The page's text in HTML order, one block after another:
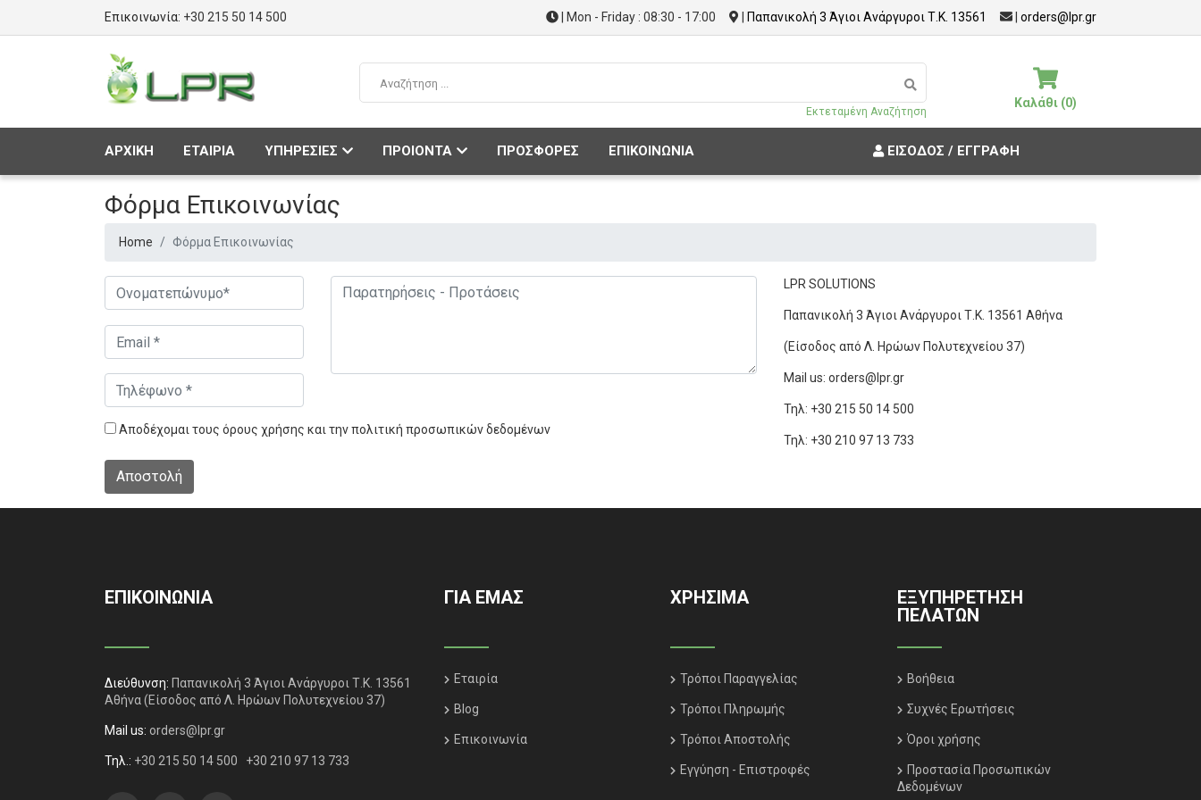
Επικοινωνία: +30 215 50 14 500 | Mon - Friday : 08:30 - 17:00 Παπανικολή 3 Άγιοι Ανάργυροι Τ.Κ. 13561 orders@lpr.gr
Εκτεταμένη Αναζήτηση
Καλάθι (0)
ΑΡΧΙΚΗ ΕΤΑΙΡΙΑ ΥΠΗΡΕΣΙΕΣ ΠΡΟΙΟΝΤΑ ΠΡΟΣΦΟΡΕΣ ΕΠΙΚΟΙΝΩΝΙΑ ΕΊΣΟΔΟΣ / ΕΓΓΡΑΦΉ
Φόρμα Επικοινωνίας
Home Φόρμα Επικοινωνίας
Αποδέχομαι τους όρους χρήσης και τηνπολιτική προσωπικών δεδομένων
LPR SOLUTIONS
Παπανικολή 3 Άγιοι Ανάργυροι Τ.Κ. 13561 Αθήνα
(Είσοδος από Λ. Ηρώων Πολυτεχνείου 37)
Mail us: orders@lpr.gr
Τηλ: +30 215 50 14 500
Τηλ: +30 210 97 13 733
ΕΠΙΚΟΙΝΩΝΙΑ
Διεύθυνση: Παπανικολή 3 Άγιοι Ανάργυροι Τ.Κ. 13561
Αθήνα(Είσοδος από Λ. Ηρώων Πολυτεχνείου 37)
Mail us: orders@lpr.gr
Τηλ.: +30 215 50 14 500 +30 210 97 13 733
ΓΙΑ ΕΜΑΣ
Εταιρία
Blog
Επικοινωνία
ΧΡΗΣΙΜΑ
Τρόποι Παραγγελίας
Τρόποι Πληρωμής
Τρόποι Αποστολής
Εγγύηση - Επιστροφές
ΕΞΥΠΗΡΈΤΗΣΗ
ΠΕΛΑΤΏΝ
Βοήθεια
Συχνές Ερωτήσεις
Όροι χρήσης
Προστασία Προσωπικών
Δεδομένων